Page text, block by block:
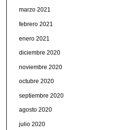
marzo 2021
febrero 2021
enero 2021
diciembre 2020
noviembre 2020
octubre 2020
septiembre 2020
agosto 2020
julio 2020